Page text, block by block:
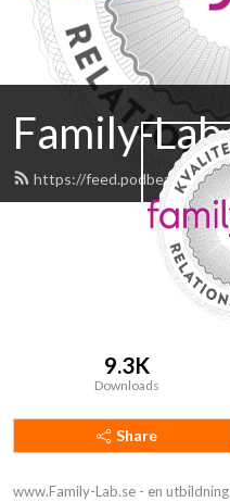
Family-
https://feed.podbean.com/
9.3K
Downloads
Share
www.Family-Lab.se - en